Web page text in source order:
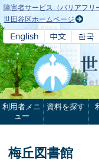
本文へ
障害者サービス（バリアフリ
世田谷区ホームページ
利用者メニ
ュー
資料を探す
梅丘図書館